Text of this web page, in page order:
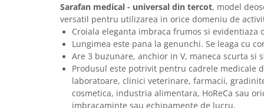
Sarafan medical - universal din tercot, model
versatil pentru utilizarea in orice domeniu de
Croiala eleganta imbraca frumos si evidentiaza
Lungimea este pana la genunchi. Se leaga cu
Are 3 buzunare, anchior in V, maneca scurta si
Produsul este potrivit pentru cadrele medicale
laboratoare, clinici veterinare, farmacii,
cosmetica, industria alimentara, HoReCa sau
imbracaminte sau echipamente de lucru.